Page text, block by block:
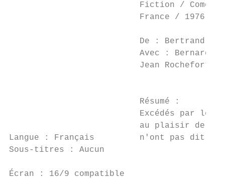
Fiction /
France / 1976
De : Bertrand
Avec : Bernard
Jean Rochefort
                          Résumé :
Excédés par les
au plaisir de
Langue : Français         n'ont pas dit
Sous-titres : Aucun
Écran : 16/9 compatible